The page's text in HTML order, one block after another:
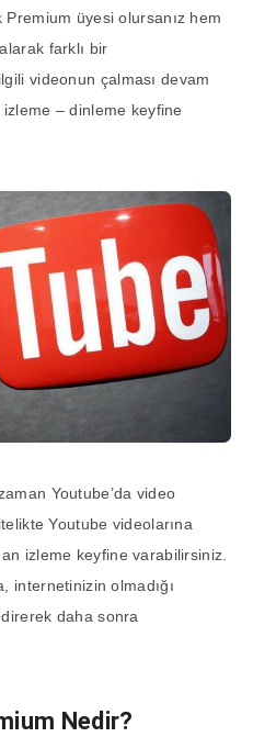
üyesi olursanız hem
farklı bir
videonun çalması devam
– dinleme keyfine
Youtube’da video
Youtube videolarına
izleme keyfine varabilirsiniz.
internetinizin olmadığı
daha sonra
Nedir?